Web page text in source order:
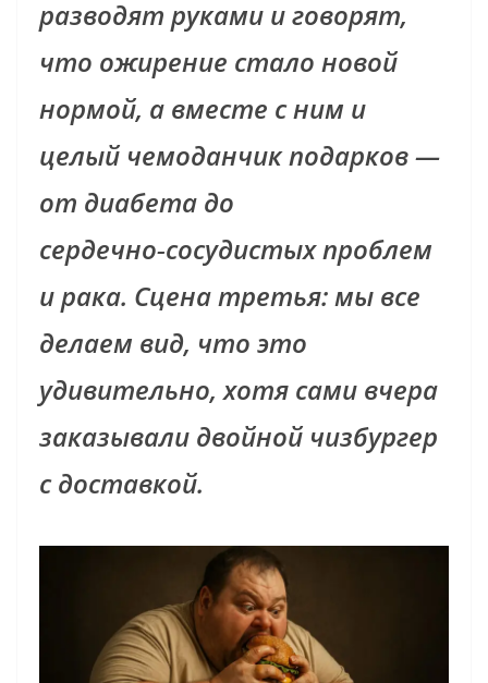
разводят руками и говорят,
что ожирение стало новой
нормой, а вместе с ним и
целый чемоданчик подарков —
от диабета до
сердечно‑сосудистых проблем
и рака. Сцена третья: мы все
делаем вид, что это
удивительно, хотя сами вчера
заказывали двойной чизбургер
с доставкой.